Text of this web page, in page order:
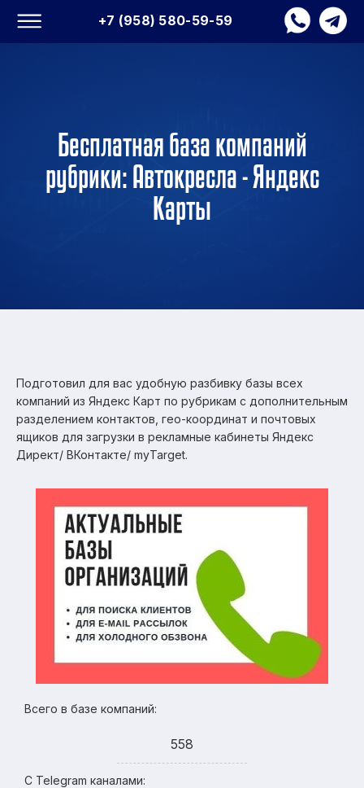
+7 (958) 580-59-59
Бесплатная база компаний
рубрики: Автокресла - Яндекс
Карты
Подготовил для вас удобную разбивку базы всех
компаний из Яндекс Карт по рубрикам с дополнительным
разделением контактов, гео-координат и почтовых
ящиков для загрузки в рекламные кабинеты Яндекс
Директ/ ВКонтакте/ myTarget.
Всего в базе компаний:
558
С Telegram каналами: